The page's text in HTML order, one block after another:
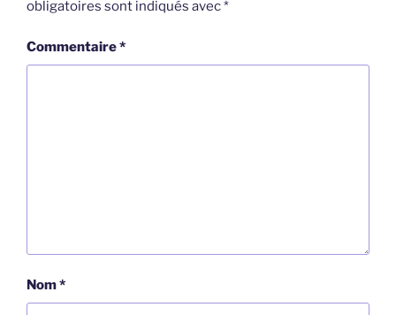
obligatoires sont indiqués avec*
Commentaire*
Nom*